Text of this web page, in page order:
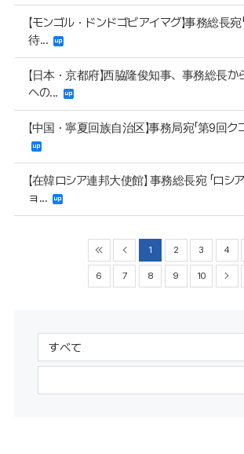
【モンゴル・ドンドゴビアイマグ】事務総長宛
待...
【日本・京都府】西脇隆俊知事、事務総長
への...
【中国・寧夏回族自治区】事務局宛「第9回ク
【在韓ロシア連邦大使館】 事務総長宛 「ロシ
ョ...
1 2 3 4
6 7 8 9 10